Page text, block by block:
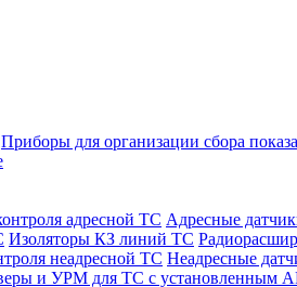
Приборы для организации сбора
адресной ТС Адресные
Изоляторы КЗ линий ТС
неадресной ТС Неадресные
и УРМ для ТС с установленным